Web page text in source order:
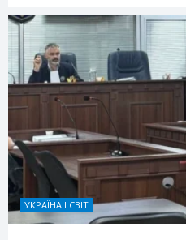
УКРАЇНА І СВІТ